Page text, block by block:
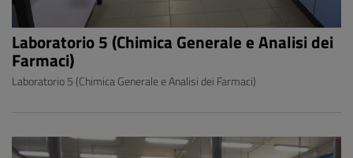
Laboratorio 5 (Chimica Generale e Analisi dei
Farmaci)
Laboratorio 5 (Chimica Generale e Analisi dei Farmaci)